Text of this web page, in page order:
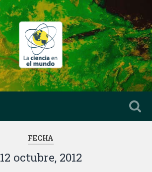
FECHA
12 octubre, 2012